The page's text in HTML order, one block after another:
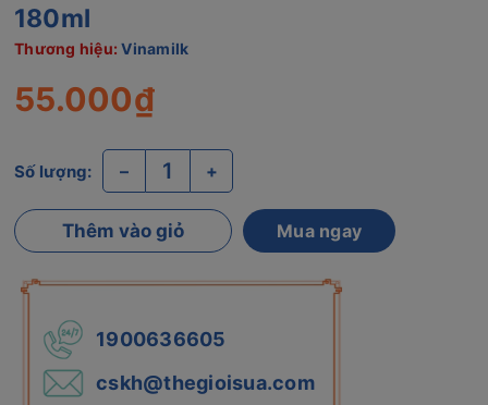
180ml
Thương hiệu:Vinamilk
55.000₫
Số lượng: – +
Thêm vào giỏ Mua ngay
1900636605
cskh@thegioisua.com